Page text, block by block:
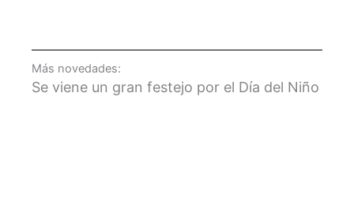
Más novedades:
Se viene un gran festejo por el Día del Niño